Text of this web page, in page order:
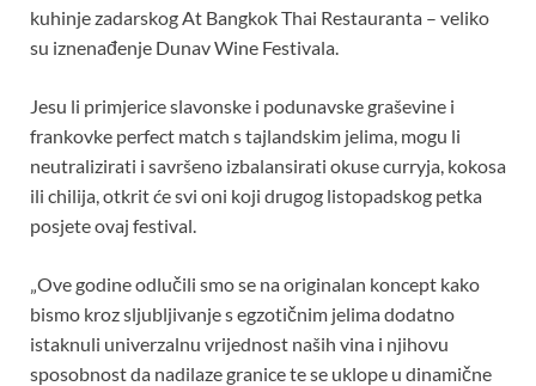
kuhinje zadarskog At Bangkok Thai Restauranta – veliko
su iznenađenje Dunav Wine Festivala.
Jesu li primjerice slavonske i podunavske graševine i
frankovke perfect match s tajlandskim jelima, mogu li
neutralizirati i savršeno izbalansirati okuse curryja, kokosa
ili chilija, otkrit će svi oni koji drugog listopadskog petka
posjete ovaj festival.
„Ove godine odlučili smo se na originalan koncept kako
bismo kroz sljubljivanje s egzotičnim jelima dodatno
istaknuli univerzalnu vrijednost naših vina i njihovu
sposobnost da nadilaze granice te se uklope u dinamične